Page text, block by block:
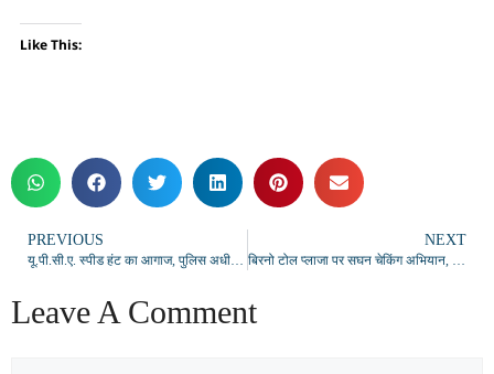
Like This:
PREVIOUS
यू.पी.सी.ए. स्पीड हंट का आगाज, पुलिस अधीक्षक ने किया शिविर का उद्घाटन
NEXT
बिरनो टोल प्लाजा पर सघन चेकिंग अभियान, 143 वाहनों का चालान, 4.52 लाख रुपये जुर्माना
Leave A Comment